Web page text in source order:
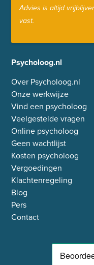
Advies is altijd
vast.
Psycholoog.nl
Over Psycholoog.nl
Onze werkwijze
Vind een psycholoog
Veelgestelde vragen
Online psycholoog
Geen wachtlijst
Kosten psycholoog
Vergoedingen
Klachtenregeling
Blog
Pers
Contact